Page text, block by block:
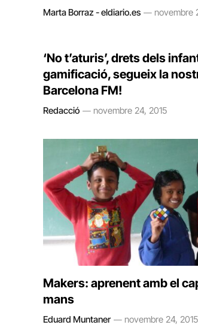
Marta Borraz - eldiario.es novembre
‘No t’aturis’, drets dels
gamificació, segueix la
Barcelona FM!
Redacció novembre 24, 2015
Makers: aprenent amb el
mans
Eduard Muntaner novembre 24, 2015